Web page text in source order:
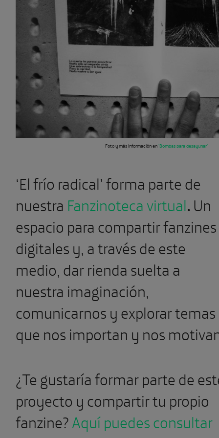
Foto y más información en‘Bombas para desayunar’
‘El frío radical’ forma parte de
nuestra Fanzinoteca virtual.Un
espacio para compartir fanzines
digitales y, a través de este
medio, dar rienda suelta a
nuestra imaginación,
comunicarnos y explorar temas
que nos importan y nos
¿Te gustaría formar parte de
proyecto y compartir tu propio
fanzine?Aquí puedes consultar